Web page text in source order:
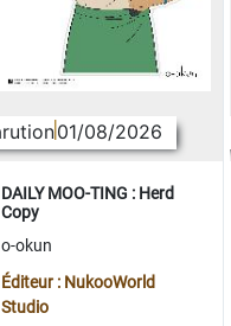
01/08/2026
DAILY MOO-TING : Herd
Copy
o-okun
Éditeur : NukooWorld
Studio